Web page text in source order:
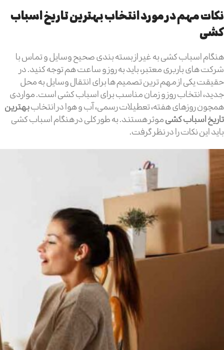
نکات مهم در مورد انتخاب بهترین تاریخ اسباب
کشی
هنگام اسباب کشی به غیر از بسته بندی صحیح وسایل و تماس با
شرکت های باربری معتبر، باید به روز و ساعت هم توجه کنید. در
حقیقت یکی از مهم ترین تصمیم ها برای انتقال وسایل به محل
جدید، انتخاب روز و زمان مناسب برای اسباب کشی است. مواردی
همچون روزهای هفته، تعطیلات رسمی، آب و هوا در انتخاببهترین
تاریخ اسباب کشیموثر هستند. به طور کلی در هنگام اسباب کشی
باید این نکات را در نظر گرفت.